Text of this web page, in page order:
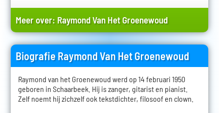
Meer over: Raymond Van Het Groenewoud
Biografie Raymond Van Het Groenewoud
Raymond van het Groenewoud werd op 14 februari 1950
geboren in Schaarbeek. Hij is zanger, gitarist en pianist.
Zelf noemt hij zichzelf ook tekstdichter, filosoof en clown.